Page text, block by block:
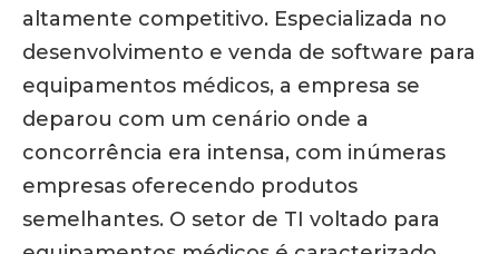
altamente competitivo. Especializada no
desenvolvimento e venda de software para
equipamentos médicos, a empresa se
deparou com um cenário onde a
concorrência era intensa, com inúmeras
empresas oferecendo produtos
semelhantes. O setor de TI voltado para